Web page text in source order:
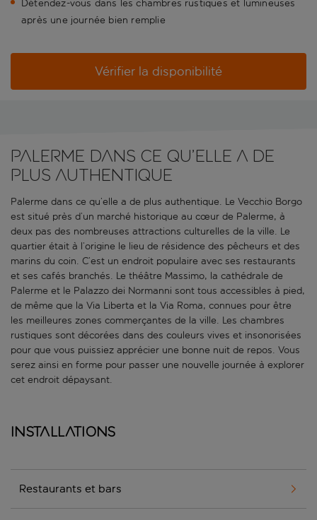
Détendez-vous dans les chambres rustiques et lumineuses
après une journée bien remplie
Vérifier la disponibilité
Palerme dans ce qu’elle a de
plus authentique
Palerme dans ce qu’elle a de plus authentique. Le Vecchio Borgo
est situé près d’un marché historique au cœur de Palerme, à
deux pas des nombreuses attractions culturelles de la ville. Le
quartier était à l’origine le lieu de résidence des pêcheurs et des
marins du coin. C’est un endroit populaire avec ses restaurants
et ses cafés branchés. Le théâtre Massimo, la cathédrale de
Palerme et le Palazzo dei Normanni sont tous accessibles à pied,
de même que la Via Liberta et la Via Roma, connues pour être
les meilleures zones commerçantes de la ville. Les chambres
rustiques sont décorées dans des couleurs vives et insonorisées
pour que vous puissiez apprécier une bonne nuit de repos. Vous
serez ainsi en forme pour passer une nouvelle journée à explorer
cet endroit dépaysant.
Installations
Restaurants et bars